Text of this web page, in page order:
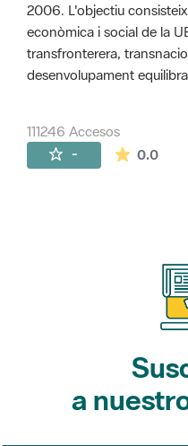
2006. L'objectiu
econòmica i social de la
transfronterera,
desenvolupament
111246 Accesos
- 0.0La
a